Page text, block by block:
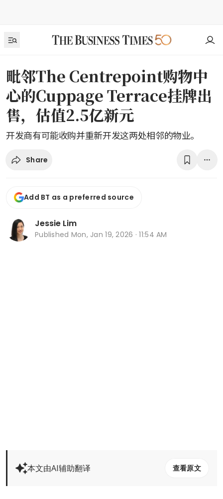
毗邻The Centrepoint购物中
心的Cuppage Terrace挂牌出
售，估值2.5亿新元
开发商有可能收购并重新开发这两处相邻的物业。
Share
Add BT as a preferred source
Jessie Lim
Published Mon, Jan 19, 2026 · 11:54 AM
本文由AI辅助翻译 查看原文